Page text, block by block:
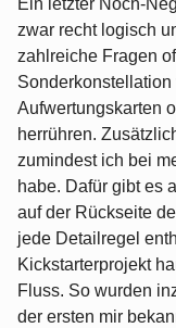
Ein letzter Noch-
zwar recht logisch
zahlreiche Fragen
Aufwertungskarten
herrühren.
zumindest ich bei
habe. Dafür gibt es
auf der Rückseite
jede Detailregel
Kickstarterprojekt
Fluss. So wurden
der ersten mir